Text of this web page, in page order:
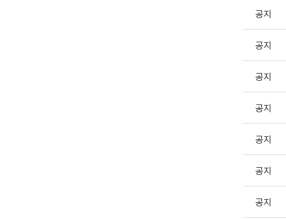
공지
공지
공지
공지
공지
공지
공지